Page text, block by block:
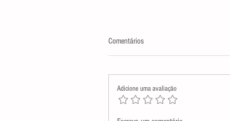
Comentários
Adicione uma avaliação